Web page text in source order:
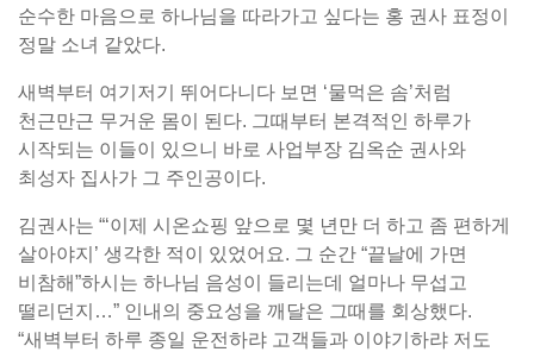
순수한 마음으로 하나님을 따라가고 싶다는 홍 권사 표정이
정말 소녀 같았다.
새벽부터 여기저기 뛰어다니다 보면 ‘물먹은 솜’처럼
천근만근 무거운 몸이 된다. 그때부터 본격적인 하루가
시작되는 이들이 있으니 바로 사업부장 김옥순 권사와
최성자 집사가 그 주인공이다.
김권사는 “‘이제 시온쇼핑 앞으로 몇 년만 더 하고 좀 편하게
살아야지’ 생각한 적이 있었어요. 그 순간 “끝날에 가면
비참해”하시는 하나님 음성이 들리는데 얼마나 무섭고
떨리던지…” 인내의 중요성을 깨달은 그때를 회상했다.
“새벽부터 하루 종일 운전하랴 고객들과 이야기하랴 저도